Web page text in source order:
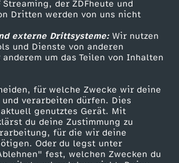
Streaming, der ZDFheute und
Dritten werden von uns nicht
externe Drittsysteme:Wir nutzen
und Dienste von anderen
um das Teilen von Inhalten
für welche Zwecke wir deine
verarbeiten dürfen. Dies
genutztes Gerät. Mit
du deine Zustimmung zu
für die wir deine
Oder du legst unter
fest, welchen Zwecken du